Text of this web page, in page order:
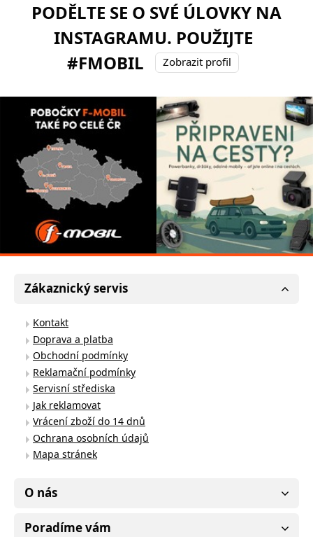
PODĚLTE SE O SVÉ ÚLOVKY NA
INSTAGRAMU. POUŽIJTE
#FMOBIL
Zobrazit profil
Zákaznický servis
Kontakt
Doprava a platba
Obchodní podmínky
Reklamační podmínky
Servisní střediska
Jak reklamovat
Vrácení zboží do 14 dnů
Ochrana osobních údajů
Mapa stránek
O nás
Poradíme vám